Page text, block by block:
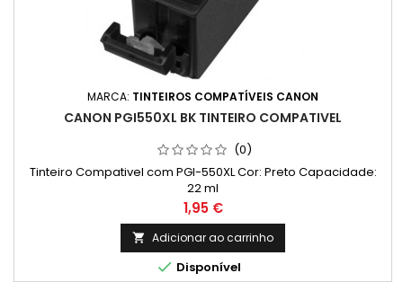
MARCA: TINTEIROS COMPATÍVEIS CANON
CANON PGI550XL BK TINTEIRO COMPATIVEL
(0)
Tinteiro Compativel com PGI-550XL Cor: Preto Capacidade:
22 ml
Preço
1,95 €
 Adicionar ao carrinho
 Disponível